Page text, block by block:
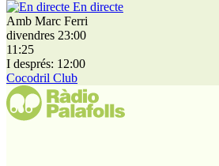
En directe
Amb Marc Ferri
divendres 23:00
11:25
I després: 12:00
Cocodril Club